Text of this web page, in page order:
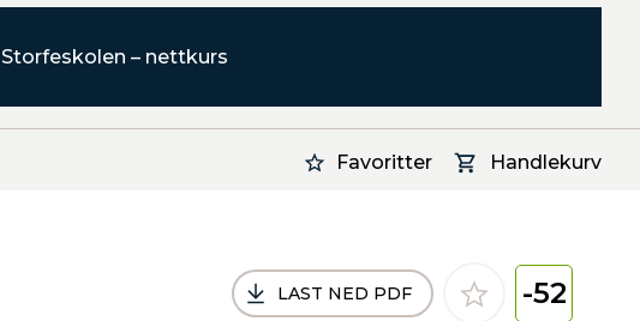
Storfeskolen – nettkurs
Favoritter Handlekurv
LAST NED PDF -52